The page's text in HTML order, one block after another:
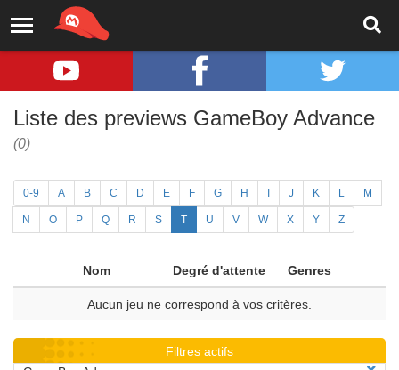
Liste des previews GameBoy Advance
(0)
0-9 A B C D E F G H J K L M
N O P Q R S T U V W X Y Z
Nom Degré d'attente Genres
Aucun jeu ne correspond à vos critères.
Filtres actifs